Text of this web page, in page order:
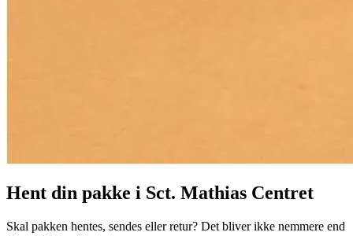
Hent din pakke i Sct. Mathias Centret
Skal pakken hentes, sendes eller retur? Det bliver ikke nemmere end